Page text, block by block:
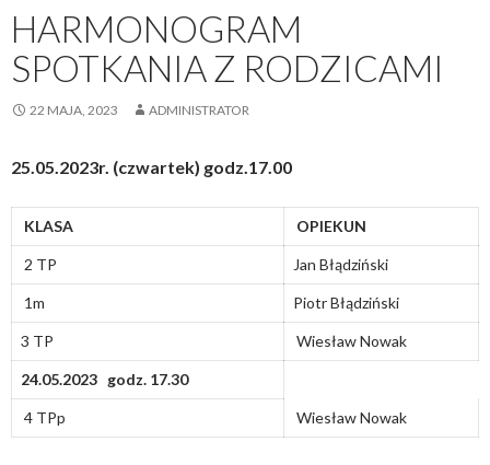
HARMONOGRAM
SPOTKANIA Z RODZICAMI
22 MAJA, 2023 ADMINISTRATOR
25.05.2023r. (czwartek) godz.17.00
KLASA OPIEKUN
2 TP Jan Błądziński
1m Piotr Błądziński
3 TP Wiesław Nowak
24.05.2023 godz. 17.30
4 TPp Wiesław Nowak